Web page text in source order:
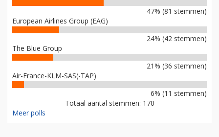
47% (81 stemmen)
European Airlines Group (EAG)
24% (42 stemmen)
The Blue Group
21% (36 stemmen)
Air-France-KLM-SAS(-TAP)
6% (11 stemmen)
Totaal aantal stemmen: 170
Meer polls